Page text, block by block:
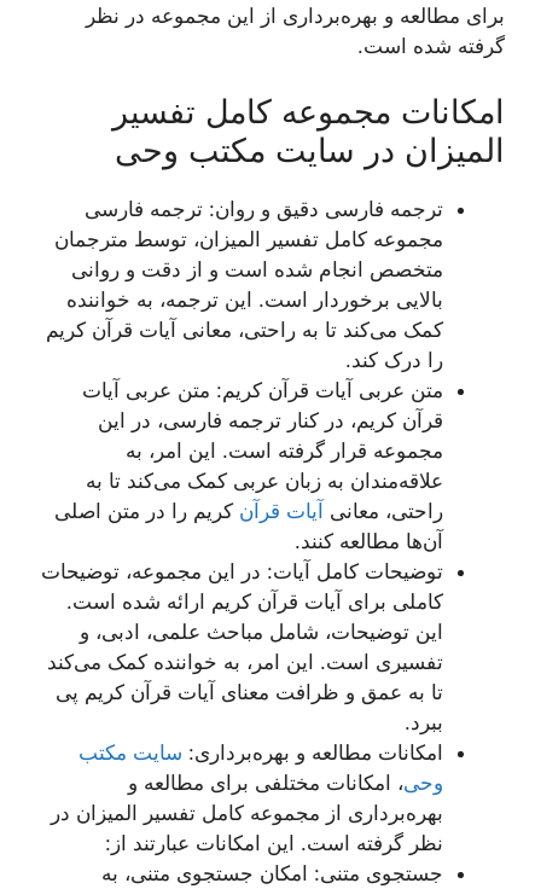
برای مطالعه و بهره‌برداری از این مجموعه در نظر
گرفته شده است.
امکانات مجموعه کامل تفسیر
المیزان در سایت مکتب وحی
ترجمه فارسی دقیق و روان: ترجمه فارسی
مجموعه کامل تفسیر المیزان، توسط مترجمان
متخصص انجام شده است و از دقت و روانی
بالایی برخوردار است. این ترجمه، به خواننده
کمک می‌کند تا به راحتی، معانی آیات قرآن کریم
را درک کند.
متن عربی آیات قرآن کریم: متن عربی آیات
قرآن کریم، در کنار ترجمه فارسی، در این
مجموعه قرار گرفته است. این امر، به
علاقه‌مندان به زبان عربی کمک می‌کند تا به
راحتی، معانی آیات قرآن کریم را در متن اصلی
آن‌ها مطالعه کنند.
توضیحات کامل آیات: در این مجموعه، توضیحات
کاملی برای آیات قرآن کریم ارائه شده است.
این توضیحات، شامل مباحث علمی، ادبی، و
تفسیری است. این امر، به خواننده کمک می‌کند
تا به عمق و ظرافت معنای آیات قرآن کریم پی
ببرد.
امکانات مطالعه و بهره‌برداری: سایت مکتب
وحی، امکانات مختلفی برای مطالعه و
بهره‌برداری از مجموعه کامل تفسیر المیزان در
نظر گرفته است. این امکانات عبارتند از:
جستجوی متنی: امکان جستجوی متنی، به